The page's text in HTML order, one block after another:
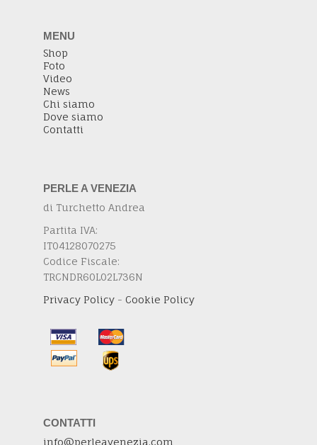
MENU
Shop
Foto
Video
News
Chi siamo
Dove siamo
Contatti
PERLE A VENEZIA
di Turchetto Andrea
Partita IVA:
IT04128070275
Codice Fiscale:
TRCNDR60L02L736N
Privacy Policy - Cookie Policy
CONTATTI
info@perleavenezia.com